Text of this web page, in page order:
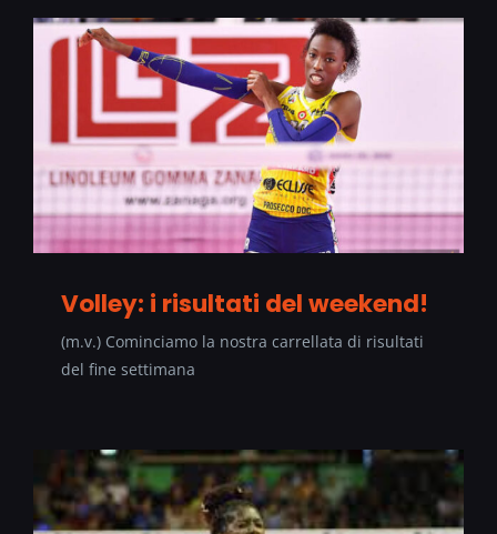
Volley: i risultati del weekend!
(m.v.) Cominciamo la nostra carrellata di risultati
del fine settimana